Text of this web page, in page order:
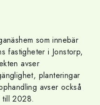
som innebär
fastigheter i Jonstorp,
avser
planteringar
avser också
till 2028.